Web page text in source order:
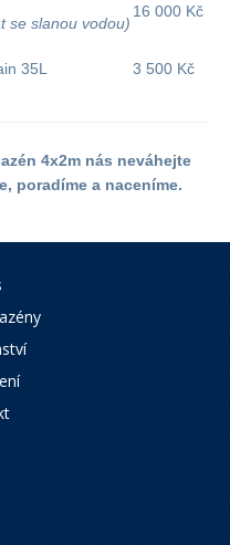
se slanou vodou)
16 000 Kč
35L 3 500 Kč
4x2m nás neváhejte
poradíme a naceníme.